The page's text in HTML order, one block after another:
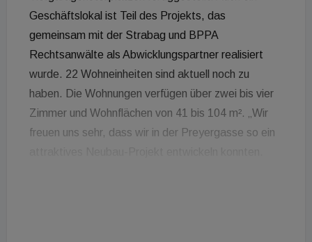
Geschäftslokal ist Teil des Projekts, das
gemeinsam mit der Strabag und BPPA
Rechtsanwälte als Abwicklungspartner realisiert
wurde. 22 Wohneinheiten sind aktuell noch zu
haben. Die Wohnungen verfügen über zwei bis vier
Zimmer und Wohnflächen von 41 bis 104 m². „Wir
freuen uns sehr, dass wir in der Preyergasse so ein